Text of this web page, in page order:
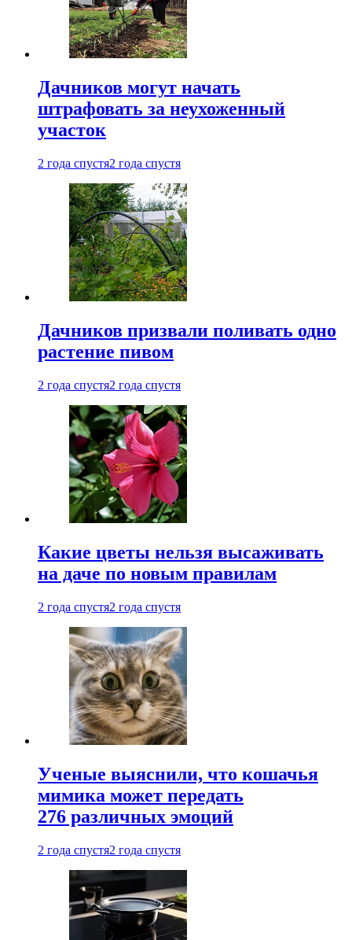
Дачников могут начать
штрафовать за неухоженный
участок
2 года спустя2 года спустя
Дачников призвали поливать одно
растение пивом
2 года спустя2 года спустя
Какие цветы нельзя высаживать
на даче по новым правилам
2 года спустя2 года спустя
Ученые выяснили, что кошачья
мимика может передать
276 различных эмоций
2 года спустя2 года спустя